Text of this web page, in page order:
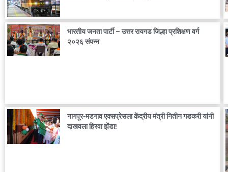
भारतीय जनता पार्टी – उत्तर रायगड जिल्हा प्रशिक्षण वर्ग
२०२६ संपन्न
नागपूर-मडगाव एक्सप्रेसला केंद्रीय मंत्री नितीन गडकरी यांनी
दाखवला हिरवा झेंडा!